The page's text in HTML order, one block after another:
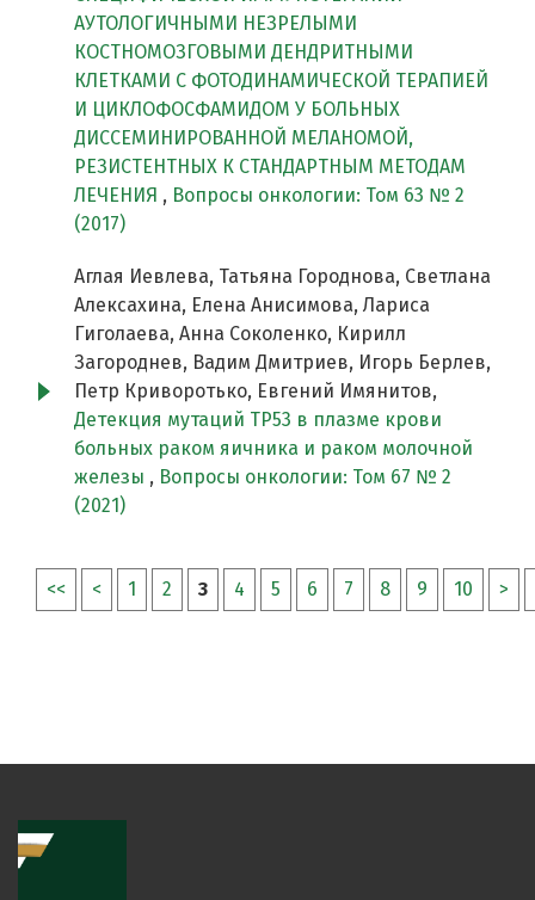
АУТОЛОГИЧНЫМИ НЕЗРЕЛЫМИ
КОСТНОМОЗГОВЫМИ ДЕНДРИТНЫМИ
КЛЕТКАМИ С ФОТОДИНАМИЧЕСКОЙ ТЕРАПИЕЙ
И ЦИКЛОФОСФАМИДОМ У БОЛЬНЫХ
ДИССЕМИНИРОВАННОЙ МЕЛАНОМОЙ,
РЕЗИСТЕНТНЫХ К СТАНДАРТНЫМ МЕТОДАМ
ЛЕЧЕНИЯ , Вопросы онкологии: Том 63 № 2
(2017)
Аглая Иевлева, Татьяна Городнова, Светлана
Алексахина, Елена Анисимова, Лариса
Гиголаева, Анна Соколенко, Кирилл
Загороднев, Вадим Дмитриев, Игорь Берлев,
Петр Криворотько, Евгений Имянитов,
Детекция мутаций TP53 в плазме крови
больных раком яичника и раком молочной
железы , Вопросы онкологии: Том 67 № 2
(2021)
<< < 1 2 3 4 5 6 7 8 9 10 >